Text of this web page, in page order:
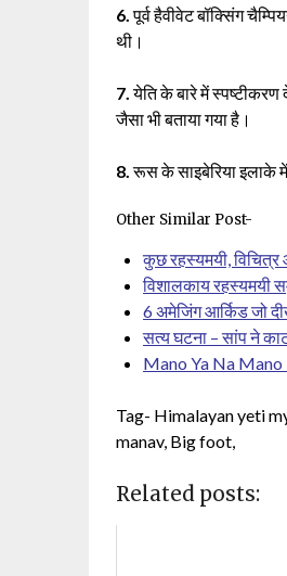
6.पूर्व हैवीवेट बॉक्सिंग
थी।
7.येति के बारे में
जैसा भी बताया गया है।
8.रूस के साइबेरिया इलाके में
Other Similar Post-
कुछ रहस्यमयी, विचित्र
विशालकाय रहस्यमयी
6 अमेजिंग आर्किड जो
सत्य घटना – सांप ने
Mano Ya Na Mano
Tag- Himalayan yeti
manav, Big foot,
Related posts: